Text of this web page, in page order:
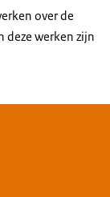
over de
deze werken zijn